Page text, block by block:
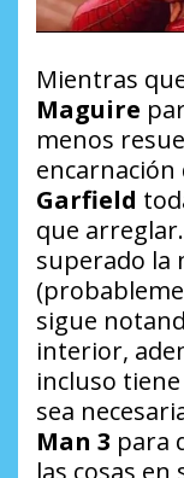
Mientras
Maguire
menos
encarnación
Garfield
que
superado la
sigue
interior,
incluso
sea
Man 3 para